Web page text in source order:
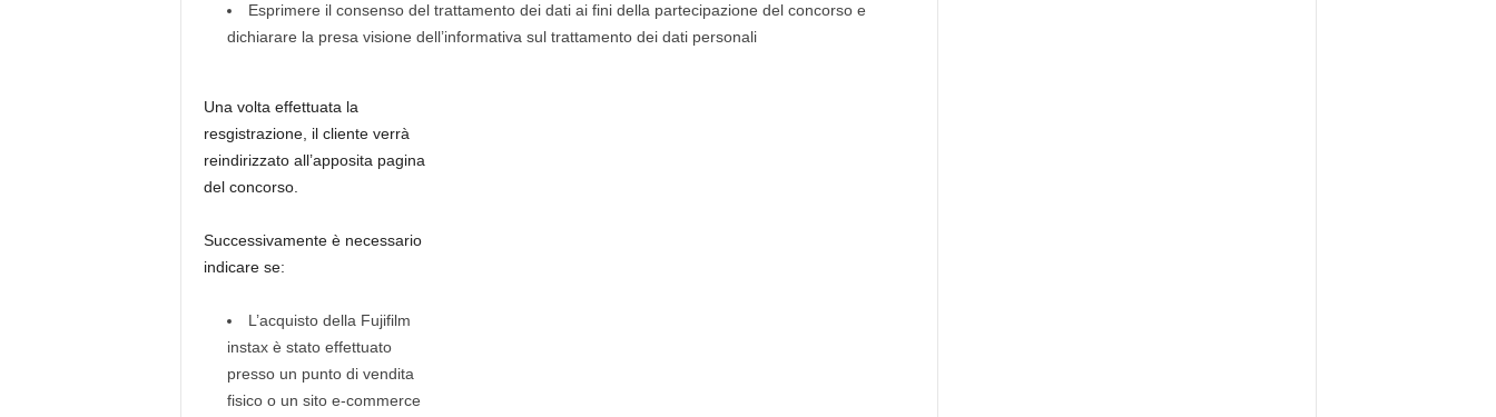
Esprimere il consenso del trattamento dei dati ai fini della partecipazione del concorso e
dichiarare la presa visione dell’informativa sul trattamento dei dati personali
Una volta effettuata la
resgistrazione, il cliente verrà
reindirizzato all’apposita pagina
del concorso.
Successivamente è necessario
indicare se:
L’acquisto della Fujifilm
instax è stato effettuato
presso un punto di vendita
fisico o un sito e-commerce